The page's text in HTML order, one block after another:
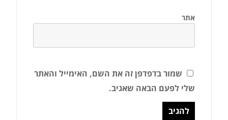
אתר
שמור בדפדפן זה את השם, האימייל והאתר
שלי לפעם הבאה שאגיב.